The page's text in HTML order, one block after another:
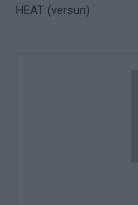
HEAT (versuri)